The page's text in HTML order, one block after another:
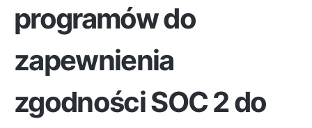
programów do
zapewnienia
zgodności SOC 2 do